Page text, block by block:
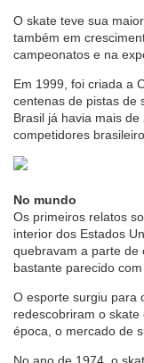
O skate teve sua
também em
campeonatos e na
Em 1999, foi criada a
centenas de pistas de
Brasil já havia mais
competidores
No mundo
Os primeiros relatos
interior dos Estados
quebravam a parte de
bastante parecido com
O esporte surgiu para
redescobriram o
época, o mercado de